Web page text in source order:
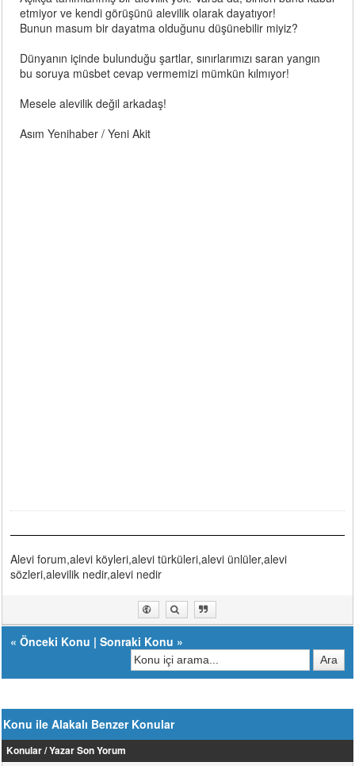
etmiyor ve kendi görüşünü alevilik olarak dayatıyor!
Bunun masum bir dayatma olduğunu düşünebilir miyiz?
Dünyanın içinde bulunduğu şartlar, sınırlarımızı saran yangın
bu soruya müsbet cevap vermemizi mümkün kılmıyor!
Mesele alevilik değil arkadaş!
Asım Yenihaber / Yeni Akit
Alevi forum,alevi köyleri,alevi türküleri,alevi ünlüler,alevi
sözleri,alevilik nedir,alevi nedir
«Önceki Konu |Sonraki Konu »
Konu ile Alakalı Benzer Konular
Konular / YazarSon Yorum